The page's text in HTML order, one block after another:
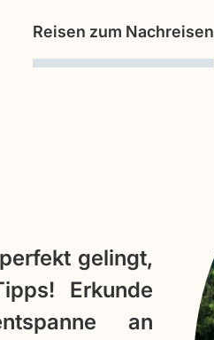
Reisen zum Nachreisen
gelingt,
Erkunde
an